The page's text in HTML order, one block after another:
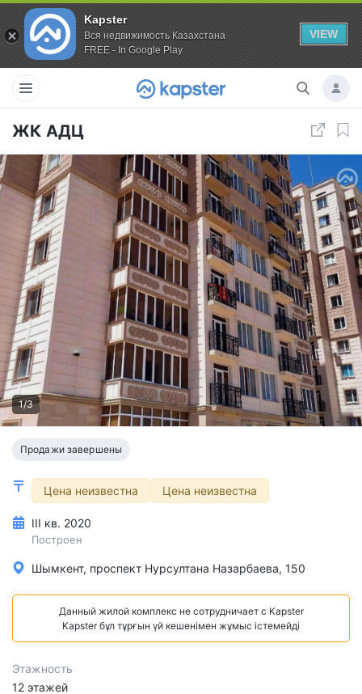
Kapster
Вся недвижимость Казахстана
FREE - In Google Play
VIEW
ЖК АДЦ
1/3
Продажи завершены
Цена неизвестна Цена неизвестна
III кв. 2020
Построен
Шымкент, проспект Нурсултана Назарбаева, 150
Данный жилой комплекс не сотрудничает с Kapster
Kapster бұл тұрғын үй кешенімен жұмыс істемейді
Этажность
12 этажей